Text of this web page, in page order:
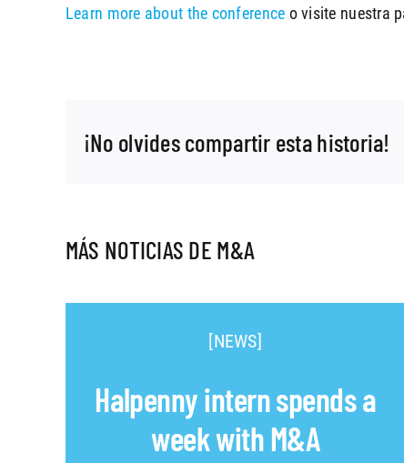
Learn more about the conference o visite nuestra
¡No olvides compartir esta historia!
MÁS NOTICIAS DE M&A
[NEWS]
Halpenny intern spends a
week with M&A